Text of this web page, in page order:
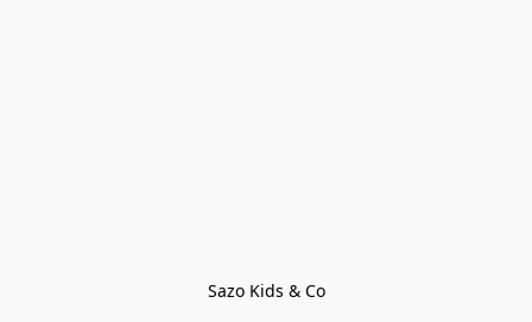
Sazo Kids & Co